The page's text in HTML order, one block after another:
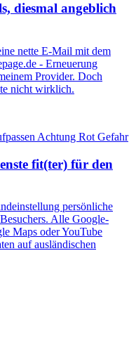
diesmal angeblich
nette E-Mail mit dem
- Erneuerung
Provider. Doch
nicht wirklich.
fit(ter) für den
persönliche
Alle Google-
Maps oder YouTube
auf ausländischen